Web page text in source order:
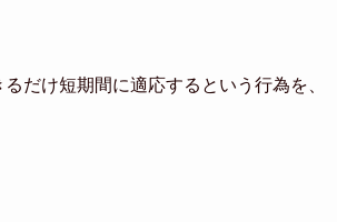
だけ短期間に適応するという行為を、